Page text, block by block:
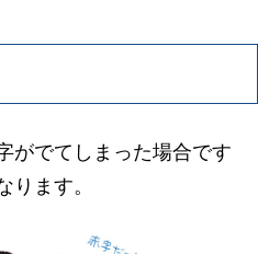
がでてしまった場合です
ります。